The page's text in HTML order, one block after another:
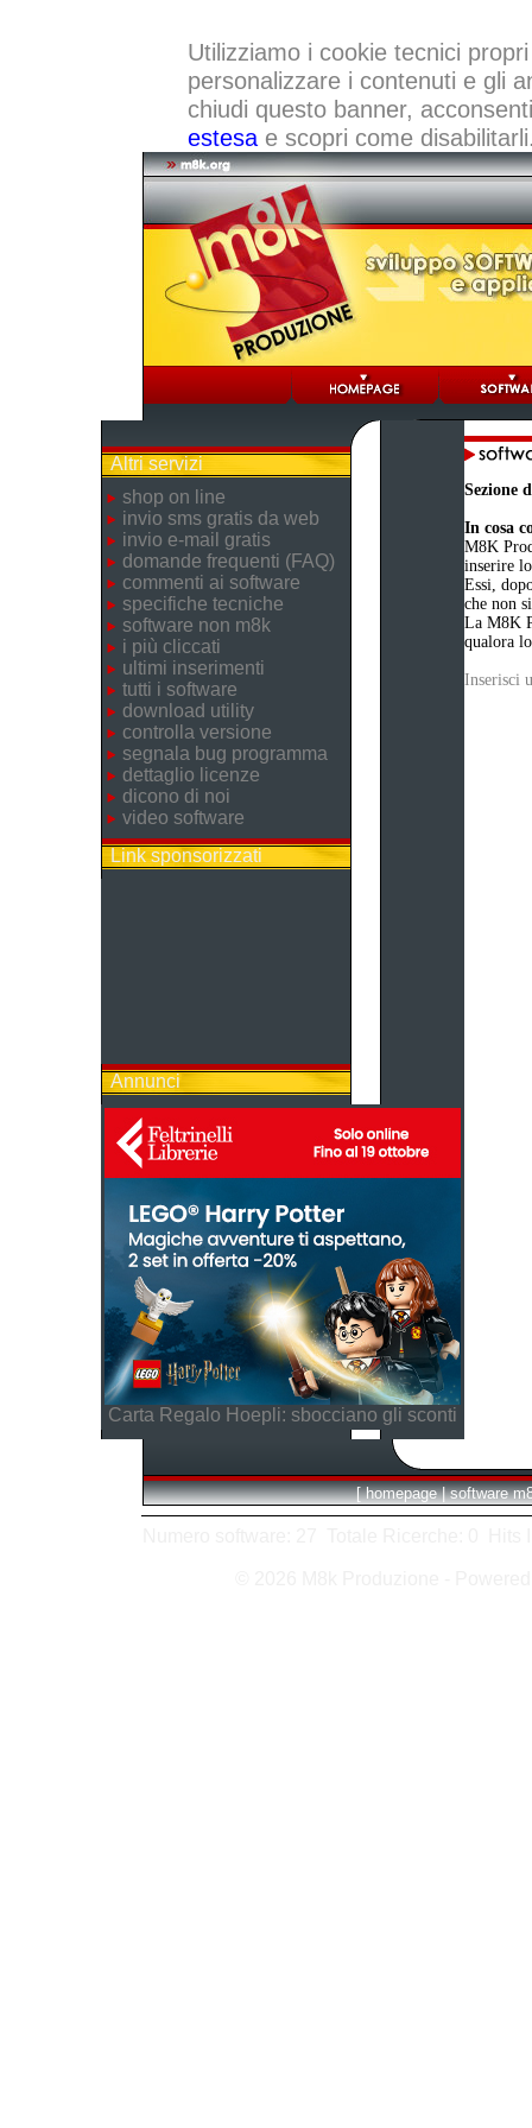
Utilizziamo i cookie tecnici
personalizzare i contenuti e gli
chiudi questo banner,
estesae scopri come
Altri servizi
shop on line
invio sms gratis da web
invio e-mail gratis
domande frequenti (FAQ)
commenti ai software
specifiche tecniche
software non m8k
i più cliccati
ultimi inserimenti
tutti i software
download utility
controlla versione
segnala bug programma
dettaglio licenze
dicono di noi
video software
Link sponsorizzati
Annunci
Carta Regalo Hoepli: sbocciano gli sconti
Sezione
In cosa
M8K
inserire
Essi,
che non
La M8K
qualora
Inserisci
[ homepage | software